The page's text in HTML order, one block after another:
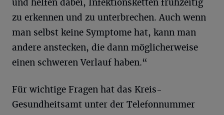
und helfen dabei, Infektionsketten frühzeitig
zu erkennen und zu unterbrechen. Auch wenn
man selbst keine Symptome hat, kann man
andere anstecken, die dann möglicherweise
einen schweren Verlauf haben.“
Für wichtige Fragen hat das Kreis-
Gesundheitsamt unter der Telefonnummer